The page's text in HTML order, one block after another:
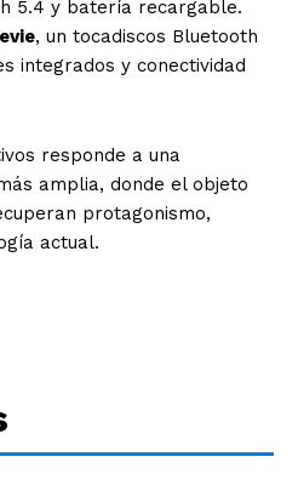
5.4 y batería recargable.
, un tocadiscos Bluetooth
integrados y conectividad
responde a una
amplia, donde el objeto
protagonismo,
actual.